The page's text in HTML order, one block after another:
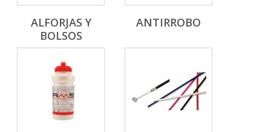
ALFORJAS Y
BOLSOS
ANTIRROBO